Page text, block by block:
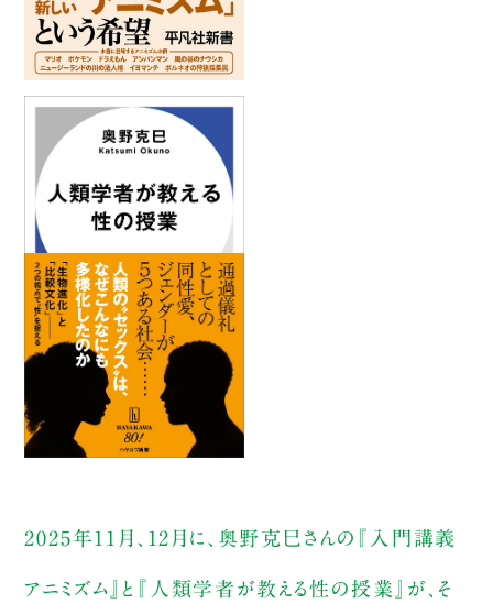
2025年11月、12月に、奥野克巳さんの『入門講義
アニミズム』と『人類学者が教える性の授業』が、そ